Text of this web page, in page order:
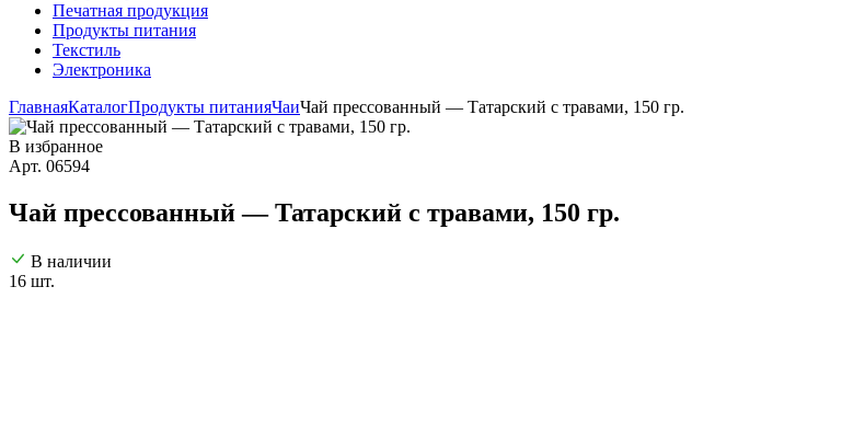
Печатная продукция
Продукты питания
Текстиль
Электроника
ГлавнаяКаталогПродукты питанияЧаиЧай прессованный — Татарский с травами, 150 гр.
В избранное
Арт. 06594
Чай прессованный — Татарский с травами, 150 гр.
В наличии
16 шт.